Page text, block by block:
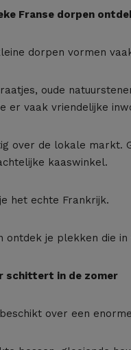
Franse dorpen
dorpen vormen
oude
er vaak vriendelijke
over de lokale markt.
kaaswinkel.
het echte Frankrijk.
ontdek je plekken die
schittert in de zomer
over een